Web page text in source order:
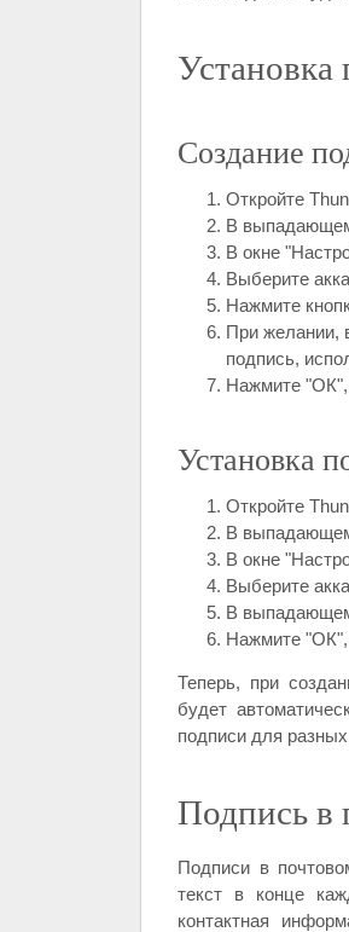
Установка
Создание
Откройте
В
В окне
Выберите
Нажмите
При желании,
подпись,
Нажмите "ОК",
Установка
Откройте
В
В окне
Выберите
В
Нажмите "ОК",
Теперь, при
будет
подписи для
Подпись в
Подписи в
текст в конце
контактная